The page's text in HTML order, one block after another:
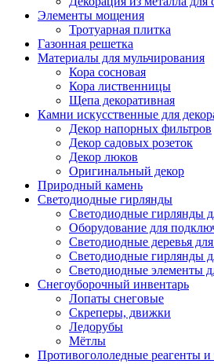
Элементы мощения
Тротуарная плитка
Газонная решетка
Материалы для мульчирования
Кора сосновая
Кора лиственницы
Щепа декоративная
Камни искусственные для
Декор напорных фильтров
Декор садовых розеток
Декор люков
Оригинальный декор
Природный камень
Светодиодные гирлянды
Светодиодные гирлянды
Оборудование для
Светодиодные деревья
Светодиодные гирлянды
Светодиодные элементы
Снегоуборочный инвентарь
Лопаты снеговые
Скреперы, движки
Ледорубы
Мётлы
Противогололедные реагенты и